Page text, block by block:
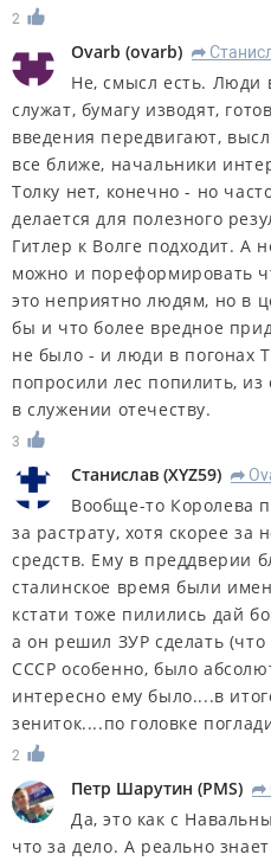
2
Ovarb (ovarb) R
Не, смысл есть. Люди
служат, бумагу изводят,
введения передвигают,
все ближе, начальники
Толку нет, конечно - но
делается для полезного
Гитлер к Волге подходит. А
можно и пореформировать
это неприятно людям, но в
бы и что более вредное
не было - и люди в погонах
попросили лес попилить,
в служении отечеству.
3
Станислав (XYZ59) R
Вообще-то Королева
за растрату, хотя скорее за
средств. Ему в преддверии
сталинское время были
кстати тоже пилились дай
а он решил ЗУР сделать
СССР особенно, было
интересно ему было....в
зениток....по головке
2
Петр Шарутин (PMS) R
Да, это как с
что за дело. А реально